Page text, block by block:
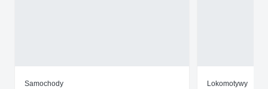
Samochody Lokomotywy